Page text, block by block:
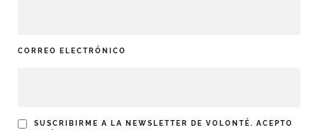
CORREO ELECTRÓNICO
SUSCRIBIRME A LA NEWSLETTER DE VOLONTÉ. ACEPTO